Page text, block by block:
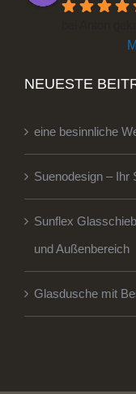
NEUESTE
eine besinnliche
Suenodesign – Ihr
Sunflex
und Außenbereich
Glasdusche mit